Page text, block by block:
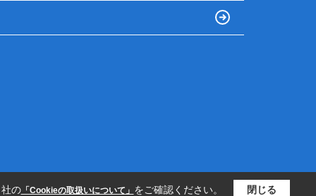
の「Cookieの取扱いについて」 をご確認ください。 閉じる